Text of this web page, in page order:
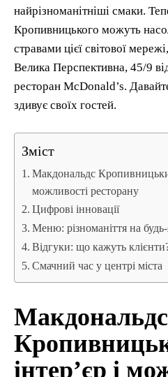
найрізноманітніші смаки.
Кропивницького можуть
стравами цієї світової
Велика Перспективна, 45/9
ресторан McDonald’s.
здивує своїх гостей.
Зміст
Макдональдс
можливості ресторану
Цифрові інновації
Меню: різноманіття на
Відгуки: що кажуть
Смачний час у центрі міста
Макдональдс
інтер’єр і